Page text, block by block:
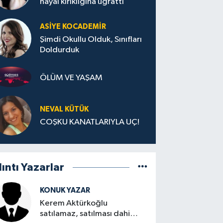
ASIYE KOCADEMİR
Şimdi Okullu Olduk, Sınıfları
Doldurduk
ÖLÜM VE YAŞAM
NEVAL KÜTÜK
COŞKU KANATLARIYLA UÇ!
Yazarlar
KONUK YAZAR
Kerem Aktürkoğlu
satılamaz, satılması dahi